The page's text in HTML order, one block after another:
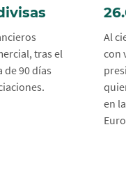
tras el
de 90 días
Al
con
en